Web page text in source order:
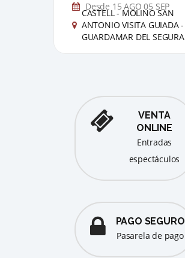
Desde 15 AGO 05 SEP
CASTELL - MOLINO SAN
ANTONIO VISITA GUIADA -
GUARDAMAR DEL SEGURA
VENTA
ONLINE
entradas
espectáculos
PAGO SEGURO
pasarela de pago